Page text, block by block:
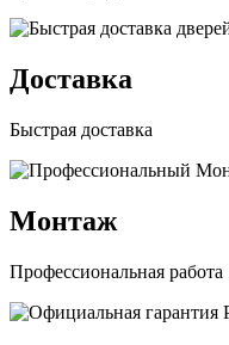
Доставка
Быстрая доставка
Монтаж
Профессиональная работа